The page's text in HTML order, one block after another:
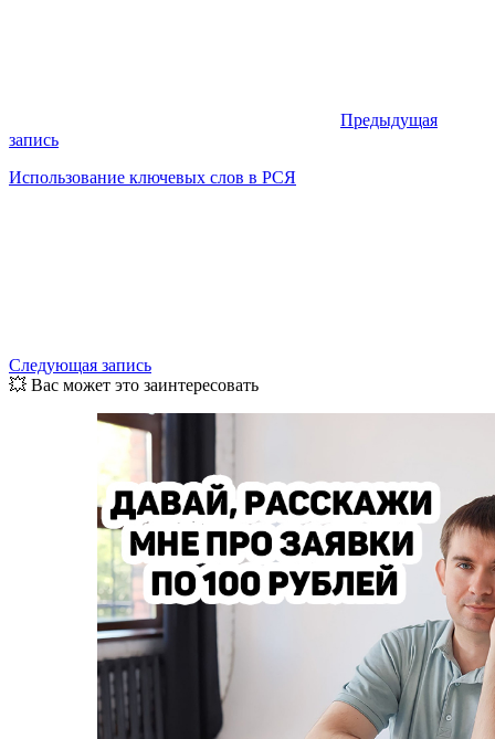
Предыдущая
запись
Использование ключевых слов в РСЯ
Следующая запись
💥 Вас может это заинтересовать